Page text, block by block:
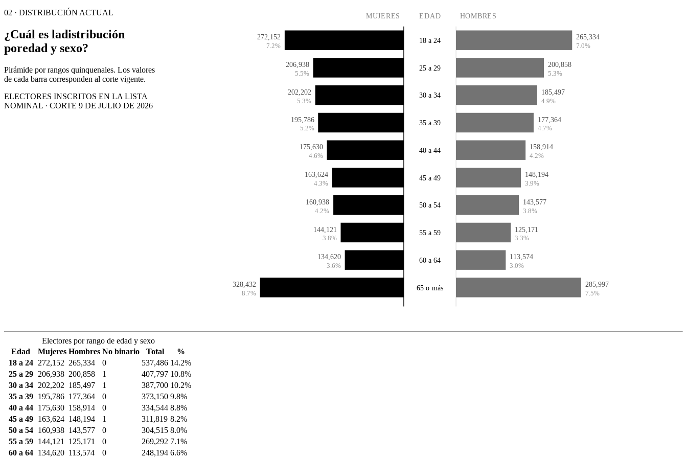
02 · DISTRIBUCIÓN ACTUAL
¿Cuál es ladistribución
poredad y sexo?
Pirámide por rangos quinquenales. Los valores
de cada barra corresponden al corte vigente.
ELECTORES INSCRITOS EN LA LISTA
NOMINAL · CORTE 9 DE JULIO DE 2026
MUJERES EDAD HOMBRES
272,152
7.2%
265,334
7.0%
18 a 24
206,938
5.5%
200,858
5.3%
25 a 29
202,202
5.3%
185,497
4.9%
30 a 34
195,786
5.2%
177,364
4.7%
35 a 39
175,630
4.6%
158,914
4.2%
40 a 44
163,624
4.3%
148,194
3.9%
45 a 49
160,938
4.2%
143,577
3.8%
50 a 54
144,121
3.8%
125,171
3.3%
55 a 59
134,620
3.6%
113,574
3.0%
60 a 64
328,432
8.7%
285,997
7.5%
65 o más
Electores por rango de edad y sexo
Edad
Mujeres Hombres No binario Total
%
18 a 24
272,152 265,334 0 537,486 14.2%
25 a 29
206,938 200,858 1 407,797 10.8%
30 a 34
202,202 185,497 1 387,700 10.2%
35 a 39
195,786 177,364 0 373,150 9.8%
40 a 44
175,630 158,914 0 334,544 8.8%
45 a 49
163,624 148,194 1 311,819 8.2%
50 a 54
160,938 143,577 0 304,515 8.0%
55 a 59
144,121 125,171 0 269,292 7.1%
60 a 64
134,620 113,574 0 248,194 6.6%